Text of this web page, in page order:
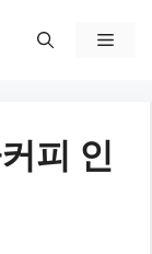
메
피 인